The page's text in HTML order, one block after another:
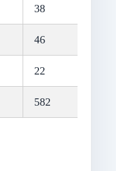
38
46
22
582